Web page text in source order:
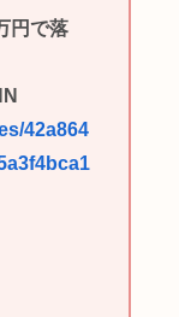
円で落
42a864